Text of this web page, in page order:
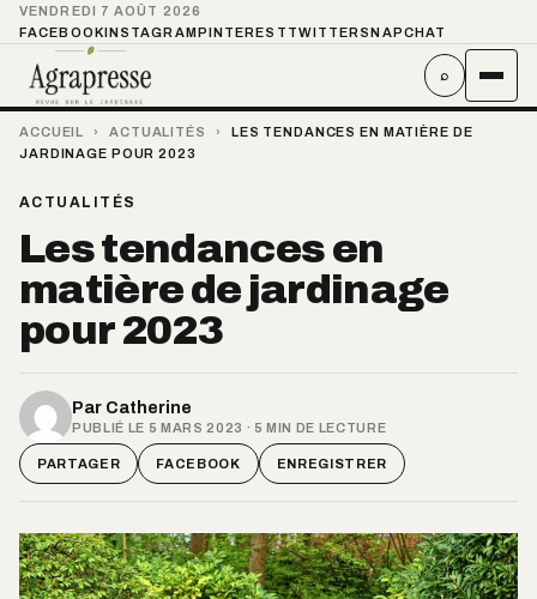
VENDREDI 7 AOÛT 2026
FACEBOOKINSTAGRAMPINTEREST TWITTER SNAPCHAT
⌕
ACCUEIL › ACTUALITÉS ›
LES TENDANCES EN MATIÈRE DE
JARDINAGE POUR 2023
ACTUALITÉS
Les tendances en
matière de jardinage
pour 2023
Par Catherine
PUBLIÉ LE 5 MARS 2023 · 5 MIN DE LECTURE
PARTAGER FACEBOOK ENREGISTRER